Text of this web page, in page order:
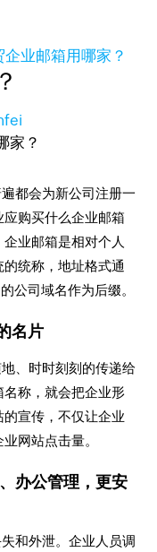
企业邮箱用哪家？
都会为新公司注册一
购买什么企业邮箱
企业邮箱是相对个人
统称，地址格式通
公司域名作为后缀。
名片
、时时刻刻的传递给
称，就会把企业形
宣传，不仅让企业
网站点击量。
办公管理，更安
和外泄。企业人员调